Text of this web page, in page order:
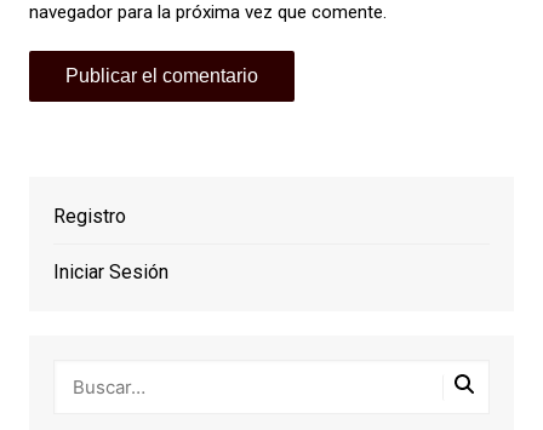
navegador para la próxima vez que comente.
Registro
Iniciar Sesión